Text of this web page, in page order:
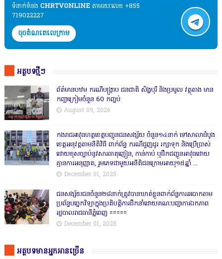
ទំនាក់ទំនង​​ CHRTVONLINE តាមរយៈលេខ +855
719022227
ចុចតំណតេលេក្រាម
អត្ថបទថ្មីៗ
ព័ត៌មានបឋម ករណីបង្ក្រាប ជនជាតិ សិង្ហបុរី និងប្រមូល វត្ថុតាង មាន
កញ្ឆាក្រៀមចំនួន 60 កញ្ចប់
August 09, 2026
កងរាជឣាវុធហត្ថខេត្តបញ្ជូនជនសង្ស័យ ចំនួន១៤នាក់ ទៅសាលាដំបូង
ខេត្តឣនុវត្តតាមនីតិវិធី ពាក់ព័ន្ធ ករណីជួញដូរ រក្សាទុក និងប្រើប្រាស់
ដោយខុសច្បាប់នូវសារធាតុញៀន, កាន់កាប់ ឬដឹកជញ្ជូនអាវុធដោយ
គ្មានការអនុញ្ញាត, រួមភេទជាមួយអនីតិជនក្រោមអាយុ១៥ឆ្នាំ ...
December 01, 2025
ជនសង្ស័យជនចំនួន២៨នាក់ត្រូវបានឃាត់ខ្លួនពាក់ព័ន្ធការឆបោកតាម
ប្រព័ន្ធបច្ចេកវិទ្យាក្នុងប្រតិបត្តិការដឹកនាំដោយគណៈបញ្ជាការឯកភាព
រដ្ឋបាលរាជធានីភ្នំពេញ ‎=====
December 01, 2025
អត្ថបទមានអ្នកអានច្រើន